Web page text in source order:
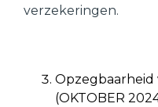
verzekeringen.
Opzegbaarheid
(OKTOBER